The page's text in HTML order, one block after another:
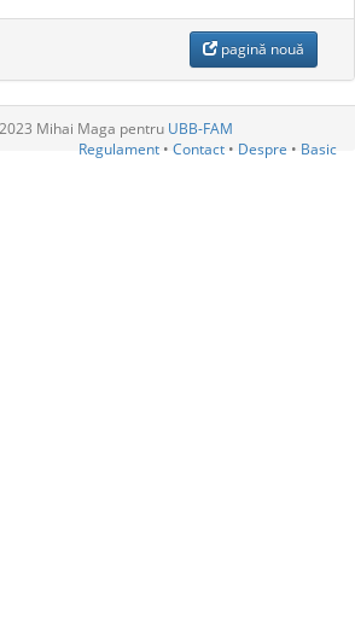
pagină nouă
Mihai Maga pentru UBB-FAM
Regulament • Contact • Despre • Basic